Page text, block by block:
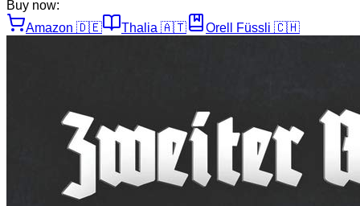
Buy now:
Amazon 🇩🇪 Thalia 🇦🇹 Orell Füssli 🇨🇭